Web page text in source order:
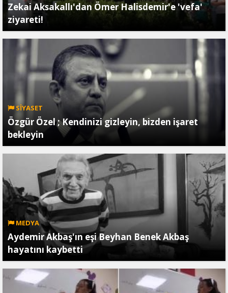
Zekai Aksakallı'dan Ömer Halisdemir'e 'vefa'
ziyareti!
SİYASET
Özgür Özel ; Kendinizi gizleyin, bizden işaret
bekleyin
MEDYA
Aydemir Akbaş'ın eşi Beyhan Benek Akbaş
hayatını kaybetti